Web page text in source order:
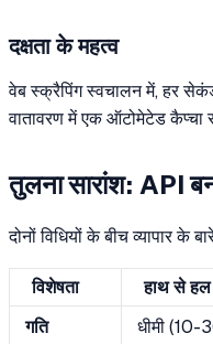
दक्षता के महत्व
वेब स्क्रैपिंग स्वचालन में, हर
वातावरण में एक ऑटोमेटेड कैप्चा
तुलना सारांश: API
दोनों विधियों के बीच व्यापार के
विशेषता हाथ से हल
गति
धीमी